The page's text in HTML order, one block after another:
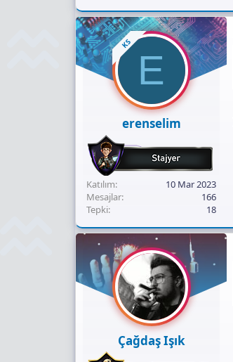
KS
E
erenselim
Katılım
10 Mar 2023
Mesajlar
166
Tepki
18
Çağdaş Işık